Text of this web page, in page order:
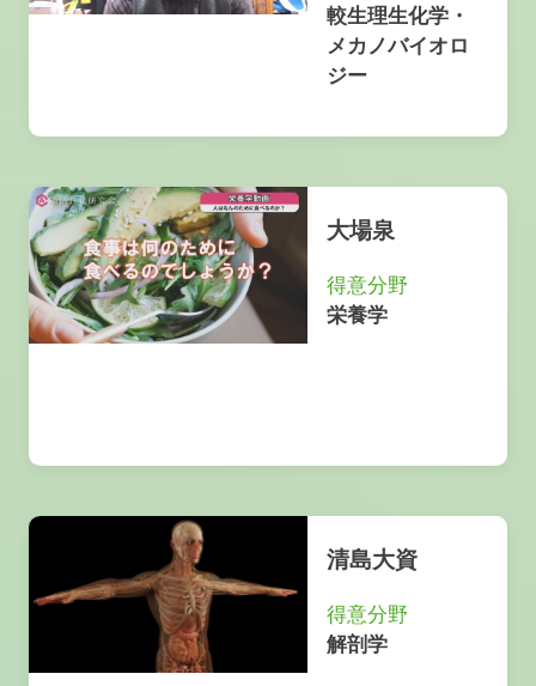
較生理生化学・
メカノバイオロ
ジー
大場泉
得意分野
栄養学
清島大資
得意分野
解剖学